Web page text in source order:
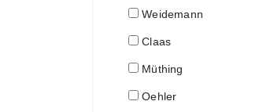
Weidemann
Claas
Müthing
Oehler